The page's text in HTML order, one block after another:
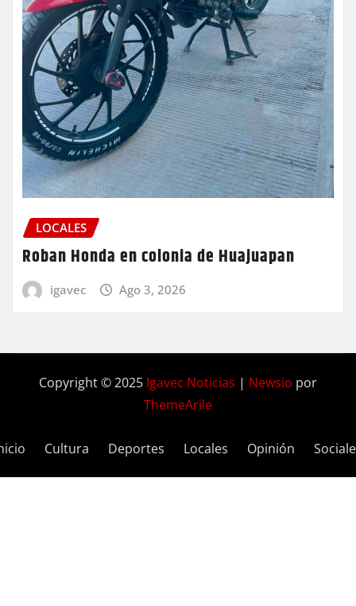
LOCALES
Roban Honda en colonia de Huajuapan
igavec Ago 3, 2026
Copyright © 2025 Igavec Noticias | Newsio por
ThemeArile
Cultura Deportes Locales Opinión